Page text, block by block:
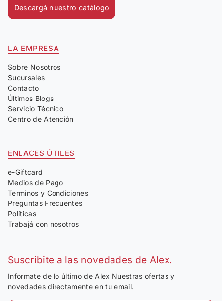
Descargá nuestro catálogo
LA EMPRESA
Sobre Nosotros
Sucursales
Contacto
Últimos Blogs
Servicio Técnico
Centro de Atención
ENLACES ÚTILES
e-Giftcard
Medios de Pago
Terminos y Condiciones
Preguntas Frecuentes
Políticas
Trabajá con nosotros
Suscribite a las novedades de Alex.
Informate de lo último de Alex Nuestras ofertas y
novedades directamente en tu email.